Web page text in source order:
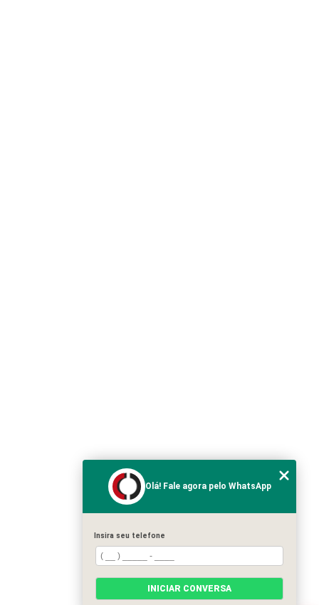
Olá! Fale agora pelo WhatsApp
Insira seu telefone
INICIAR CONVERSA